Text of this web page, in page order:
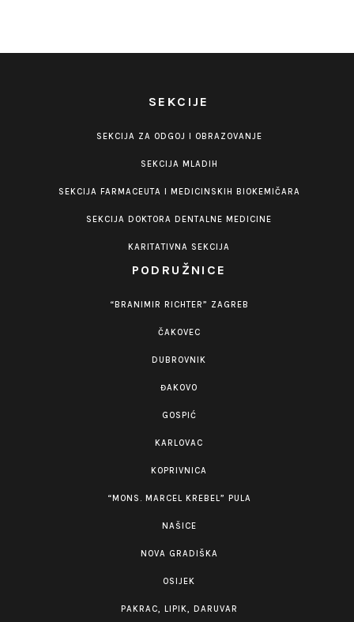
SEKCIJE
SEKCIJA ZA ODGOJ I OBRAZOVANJE
SEKCIJA MLADIH
SEKCIJA FARMACEUTA I MEDICINSKIH BIOKEMIČARA
SEKCIJA DOKTORA DENTALNE MEDICINE
KARITATIVNA SEKCIJA
PODRUŽNICE
“BRANIMIR RICHTER” ZAGREB
ČAKOVEC
DUBROVNIK
ĐAKOVO
GOSPIĆ
KARLOVAC
KOPRIVNICA
“MONS. MARCEL KREBEL” PULA
NAŠICE
NOVA GRADIŠKA
OSIJEK
PAKRAC, LIPIK, DARUVAR